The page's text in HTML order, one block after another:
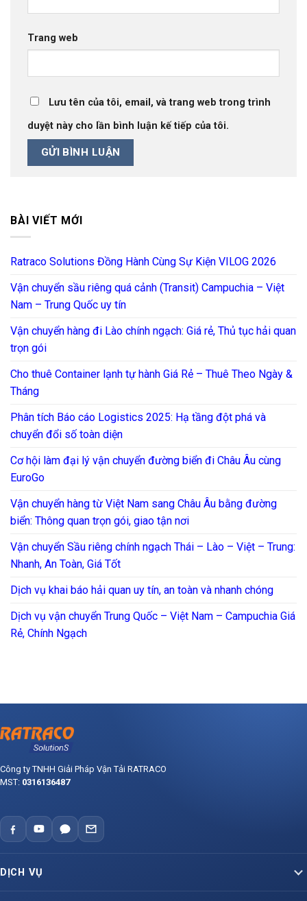
Trang web
Lưu tên của tôi, email, và trang web trong trình
duyệt này cho lần bình luận kế tiếp của tôi.
BÀI VIẾT MỚI
Ratraco Solutions Đồng Hành Cùng Sự Kiện VILOG 2026
Vận chuyển sầu riêng quá cảnh (Transit) Campuchia – Việt
Nam – Trung Quốc uy tín
Vận chuyển hàng đi Lào chính ngạch: Giá rẻ, Thủ tục hải quan
trọn gói
Cho thuê Container lạnh tự hành Giá Rẻ – Thuê Theo Ngày &
Tháng
Phân tích Báo cáo Logistics 2025: Hạ tầng đột phá và
chuyển đổi số toàn diện
Cơ hội làm đại lý vận chuyển đường biển đi Châu Âu cùng
EuroGo
Vận chuyển hàng từ Việt Nam sang Châu Âu bằng đường
biển: Thông quan trọn gói, giao tận nơi
Vận chuyển Sầu riêng chính ngạch Thái – Lào – Việt – Trung:
Nhanh, An Toàn, Giá Tốt
Dịch vụ khai báo hải quan uy tín, an toàn và nhanh chóng
Dịch vụ vận chuyển Trung Quốc – Việt Nam – Campuchia Giá
Rẻ, Chính Ngạch
Công ty TNHH Giải Pháp Vận Tải RATRACO
MST: 0316136487
DỊCH VỤ